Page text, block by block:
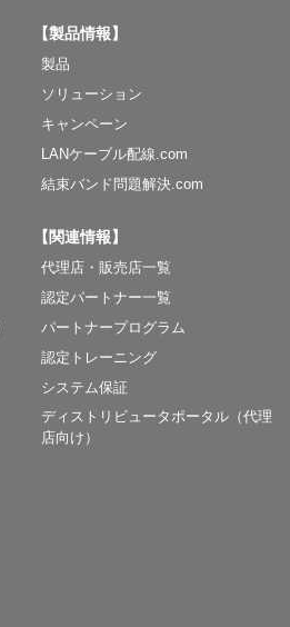
【製品情報】
製品
ソリューション
キャンペーン
LANケーブル配線.com
結束バンド問題解決.com
【関連情報】
代理店・販売店一覧
認定パートナー一覧
パートナープログラム
認定トレーニング
システム保証
ディストリビュータポータル（代理
店向け）